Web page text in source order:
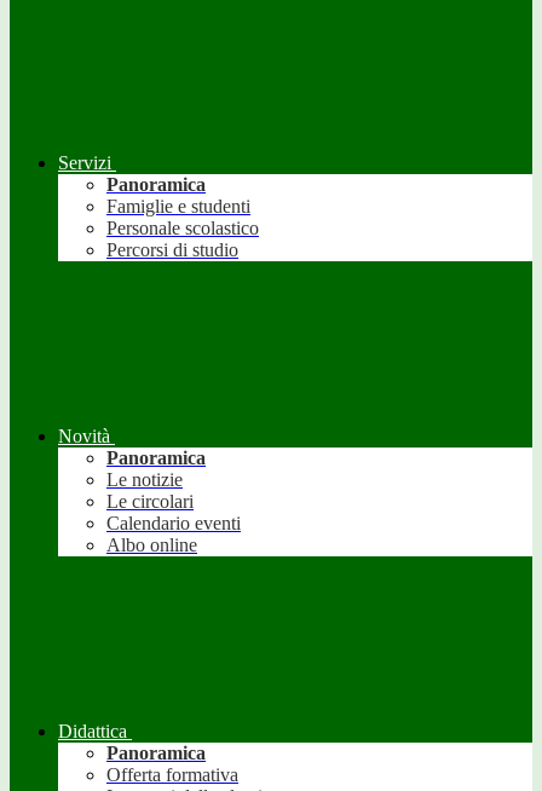
Servizi
Panoramica
Famiglie e studenti
Personale scolastico
Percorsi di studio
Novità
Panoramica
Le notizie
Le circolari
Calendario eventi
Albo online
Didattica
Panoramica
Offerta formativa